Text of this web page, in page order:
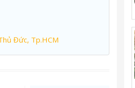
Đức, Tp.HCM